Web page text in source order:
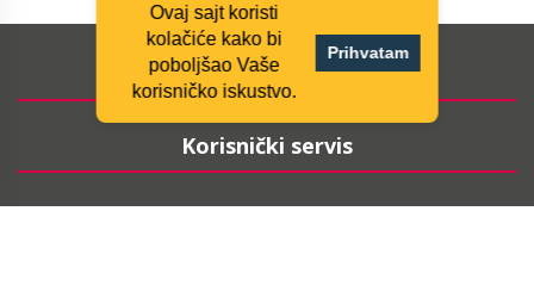
Informacije
Korisnički servis
Ovaj sajt koristi
kolačiće kako bi
poboljšao Vaše
korisničko iskustvo.
Prihvatam